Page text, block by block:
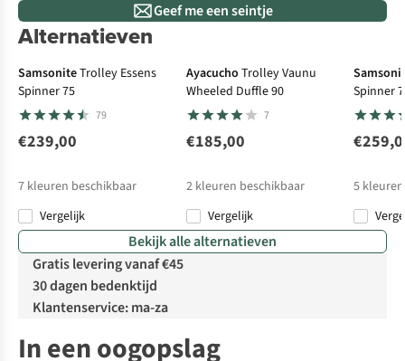
Geef me een seintje
Alternatieven
SamsoniteTrolley Essens
Spinner 75
79
€239,00
7 kleuren beschikbaar
Vergelijk
Ayacucho Trolley Vaunu
Wheeled Duffle 90
7
€185,00
2 kleuren beschikbaar
Vergelijk
Spinner
5
Bekijk alle alternatieven
Gratis levering vanaf €45
30 dagen bedenktijd
Klantenservice: ma-za
In een oogopslag